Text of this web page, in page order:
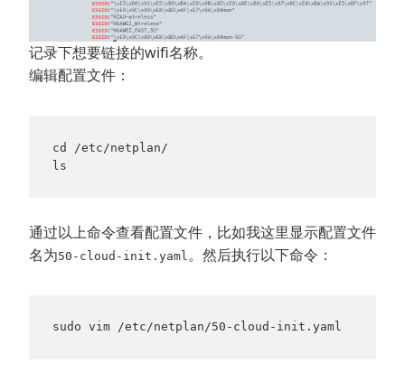
记录下想要链接的wifi名称。
编辑配置文件：
cd /etc/netplan/
ls
通过以上命令查看配置文件，比如我这里显示配置文件
名为50-cloud-init.yaml 。然后执行以下命令：
sudo vim /etc/netplan/50-cloud-init.yaml